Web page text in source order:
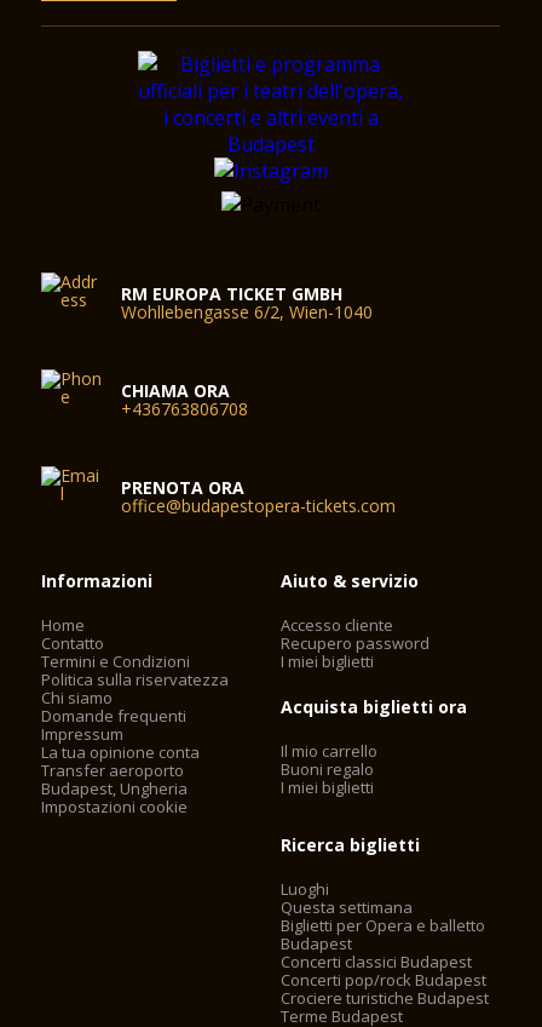
RM EUROPA TICKET GMBH
Wohllebengasse 6/2, Wien-1040
CHIAMA ORA
+436763806708
PRENOTA ORA
office@budapestopera-tickets.com
Informazioni
Home
Contatto
Termini e Condizioni
Politica sulla riservatezza
Chi siamo
Domande frequenti
Impressum
La tua opinione conta
Transfer aeroporto
Budapest, Ungheria
Impostazioni cookie
Aiuto & servizio
Accesso cliente
Recupero password
I miei biglietti
Acquista biglietti ora
Il mio carrello
Buoni regalo
I miei biglietti
Ricerca biglietti
Luoghi
Questa settimana
Biglietti per Opera e balletto
Budapest
Concerti classici Budapest
Concerti pop/rock Budapest
Crociere turistiche Budapest
Terme Budapest